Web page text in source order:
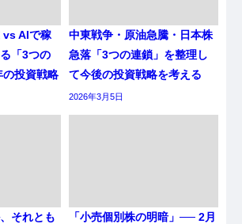
vs AIで稼
「3つの
投資戦略
中東戦争・原油急騰・日本株
急落「3つの連鎖」を整理し
て今後の投資戦略を考える
2026年3月5日
それとも
「小売個別株の明暗」── 2月